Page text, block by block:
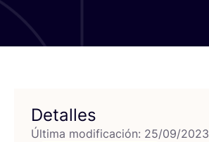
Detalles
Última modificación: 25/09/2023